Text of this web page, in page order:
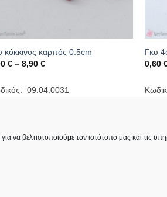
να βελτιστοποιούμε τον ιστότοπό μας και τις
κόκκινος καρπός 0.5cm
€ – 8,90 €Price
through
8,90 €
09.04.0031
Γκυ
0,60